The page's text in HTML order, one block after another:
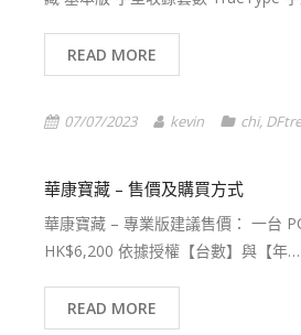
READ MORE
07/07/2023 kevin chi,
華康寶藏 – 售價及購買方式
華康寶藏 – 專業版建議售價： 一台
HK$6,200 依據授權【台數】與【年…
READ MORE